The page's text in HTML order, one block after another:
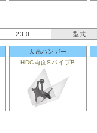
23.0 型式
天吊ハンガー
HDC両面SパイプB